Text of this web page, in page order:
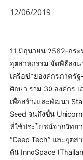
12/06/2019
11 มิถุนายน 2562–กร
อุตสาหกรรม จัดพิธีลง
เครือข่ายองค์กรภาครั
ศึกษา รวม 30 องค์กร เ
เพื่อสร้างและพัฒนา
Seed จนถึงขั้น
ที่ใช้ประโยชน์จากวิทย
“Deep Tech” และอุต
ดัน InnoSpace